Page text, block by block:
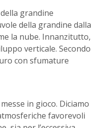
grandine
della grandine dalla
la nube. Innanzitutto,
verticale. Secondo
con sfumature
in gioco. Diciamo
favorevoli